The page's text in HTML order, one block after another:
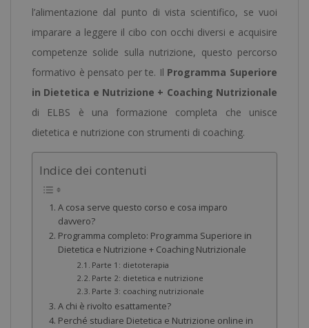
l’alimentazione dal punto di vista scientifico, se vuoi
imparare a leggere il cibo con occhi diversi e acquisire
competenze solide sulla nutrizione, questo percorso
formativo è pensato per te. Il Programma Superiore
in Dietetica e Nutrizione + Coaching Nutrizionale
di ELBS è una formazione completa che unisce
dietetica e nutrizione con strumenti di coaching.
Indice dei contenuti
A cosa serve questo corso e cosa imparo
davvero?
Programma completo: Programma Superiore in
Dietetica e Nutrizione + Coaching Nutrizionale
Parte 1: dietoterapia
Parte 2: dietetica e nutrizione
Parte 3: coaching nutrizionale
A chi è rivolto esattamente?
Perché studiare Dietetica e Nutrizione online in